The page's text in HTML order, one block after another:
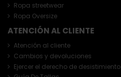
Ropa streetwear
Ropa Oversize
ATENCIÓN AL CLIENTE
Atención al cliente
Cambios y devoluciones
Ejercer el derecho de desistimiento